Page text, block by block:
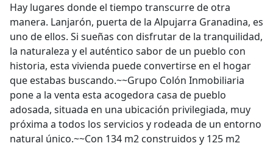
Hay lugares donde el tiempo transcurre de otra
manera. Lanjarón, puerta de la Alpujarra Granadina, es
uno de ellos. Si sueñas con disfrutar de la tranquilidad,
la naturaleza y el auténtico sabor de un pueblo con
historia, esta vivienda puede convertirse en el hogar
que estabas buscando.~~Grupo Colón Inmobiliaria
pone a la venta esta acogedora casa de pueblo
adosada, situada en una ubicación privilegiada, muy
próxima a todos los servicios y rodeada de un entorno
natural único.~~Con 134 m2 construidos y 125 m2